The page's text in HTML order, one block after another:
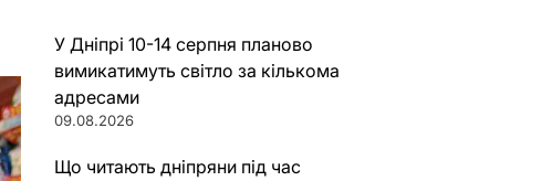
У Дніпрі 10-14 серпня планово
вимикатимуть світло за кількома
адресами
09.08.2026
Що читають дніпряни під час